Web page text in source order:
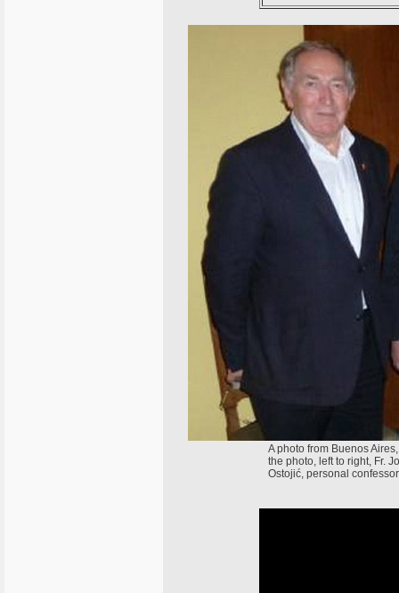
A photo from Buenos
the photo, left to right, Fr.
Ostojić, personal